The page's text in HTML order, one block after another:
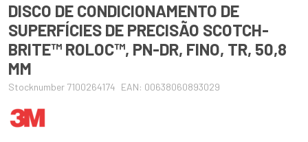
DISCO DE CONDICIONAMENTO DE
SUPERFÍCIES DE PRECISÃO SCOTCH-
BRITE™ ROLOC™, PN-DR, FINO, TR, 50,8
MM
Stocknumber 7100264174 EAN: 00638060893029